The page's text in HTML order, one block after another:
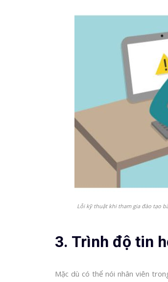
Lỗi kỹ thuật khi tham gia đào tạo
3. Trình độ tin
Mặc dù có thể nói nhân viên